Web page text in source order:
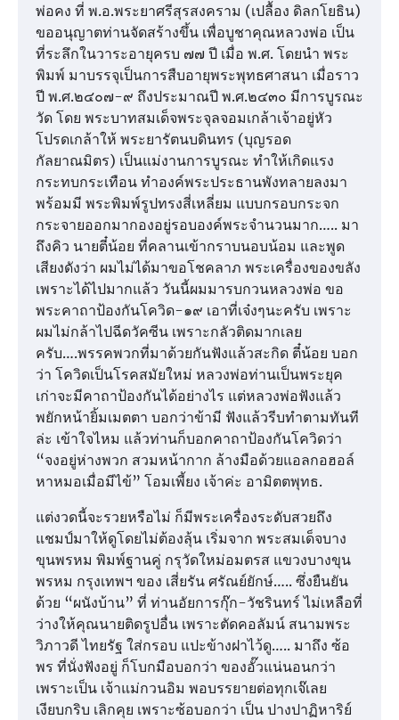
พ่อคง ที่ พ.อ.พระยาศรีสุรสงคราม (เปลื้อง ดิลกโยธิน)
ขออนุญาตท่านจัดสร้างขึ้น เพื่อบูชาคุณหลวงพ่อ เป็น
ที่ระลึกในวาระอายุครบ ๗๗ ปี เมื่อ พ.ศ. โดยนำ พระ
พิมพ์ มาบรรจุเป็นการสืบอายุพระพุทธศาสนา เมื่อราว
ปี พ.ศ.๒๔๐๗-๙ ถึงประมาณปี พ.ศ.๒๔๓๐ มีการบูรณะ
วัด โดย พระบาทสมเด็จพระจุลจอมเกล้าเจ้าอยู่หัว
โปรดเกล้าให้ พระยารัตนบดินทร (บุญรอด
กัลยาณมิตร) เป็นแม่งานการบูรณะ ทำให้เกิดแรง
กระทบกระเทือน ทำองค์พระประธานพังทลายลงมา
พร้อมมี พระพิมพ์รูปทรงสี่เหลี่ยม แบบกรอบกระจก
กระจายออกมากองอยู่รอบองค์พระจำนวนมาก….. มา
ถึงคิว นายตี๋น้อย ที่คลานเข้ากราบนอบน้อม และพูด
เสียงดังว่า ผมไม่ได้มาขอโชคลาภ พระเครื่องของขลัง
เพราะได้ไปมากแล้ว วันนี้ผมมารบกวนหลวงพ่อ ขอ
พระคาถาป้องกันโควิด-๑๙ เอาที่เจ๋งๆนะครับ เพราะ
ผมไม่กล้าไปฉีดวัคซีน เพราะกลัวติดมากเลย
ครับ….พรรคพวกที่มาด้วยกันฟังแล้วสะกิด ตี๋น้อย บอก
ว่า โควิดเป็นโรคสมัยใหม่ หลวงพ่อท่านเป็นพระยุค
เก่าจะมีคาถาป้องกันได้อย่างไร แต่หลวงพ่อฟังแล้ว
พยักหน้ายิ้มเมตตา บอกว่าข้ามี ฟังแล้วรีบทำตามทันที
ล่ะ เข้าใจไหม แล้วท่านก็บอกคาถาป้องกันโควิดว่า
“จงอยู่ห่างพวก สวมหน้ากาก ล้างมือด้วยแอลกอฮอล์
หาหมอเมื่อมีไข้” โอมเพี้ยง เจ้าค่ะ อามิตตพุทธ.
แต่งวดนี้จะรวยหรือไม่ ก็มีพระเครื่องระดับสวยถึง
แชมป์มาให้ดูโดยไม่ต้องลุ้น เริ่มจาก พระสมเด็จบาง
ขุนพรหม พิมพ์ฐานคู่ กรุวัดใหม่อมตรส แขวงบางขุน
พรหม กรุงเทพฯ ของ เสี่ยรัน ศรัณย์ยักษ์….. ซึ่งยืนยัน
ด้วย “ผนังบ้าน” ที่ ท่านอัยการกุ๊ก-วัชรินทร์ ไม่เหลือที่
ว่างให้คุณนายติดรูปอื่น เพราะตัดคอลัมน์ สนามพระ
วิภาวดี ไทยรัฐ ใส่กรอบ แปะข้างฝาไว้ดู….. มาถึง ซ้อ
พร ที่นั่งฟังอยู่ ก็โบกมือบอกว่า ของอั๊วแน่นอนกว่า
เพราะเป็น เจ้าแม่กวนอิม พอบรรยายต่อทุกเจ๊เลย
เงียบกริบ เลิกคุย เพราะซ้อบอกว่า เป็น ปางปาฏิหาริย์